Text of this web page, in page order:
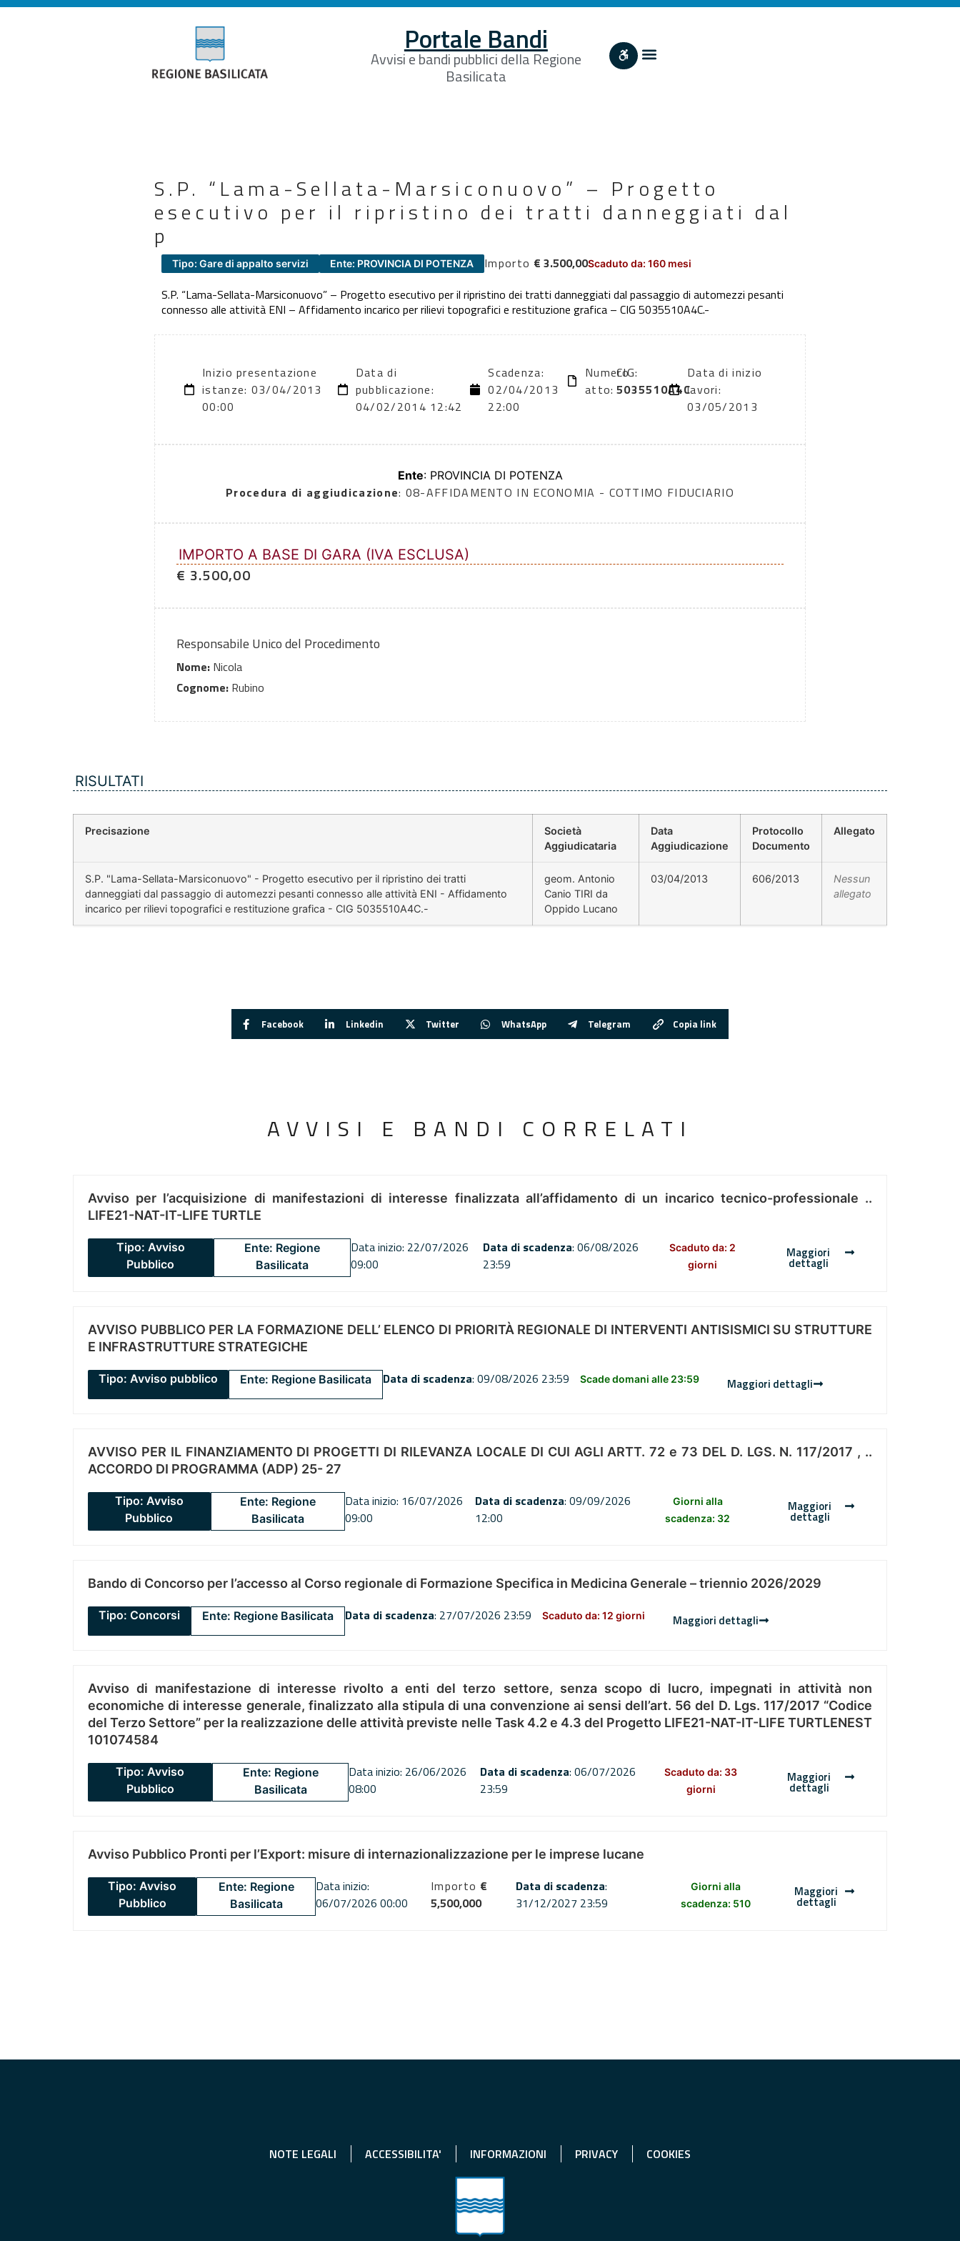
Portale Bandi
Avvisi e bandi pubblici della Regione
Basilicata
S.P. “Lama-Sellata-Marsiconuovo” – Progetto
esecutivo per il ripristino dei tratti danneggiati dal
p
Tipo: Gare di appalto servizi Ente: PROVINCIA DI POTENZA Importo € 3.500,00Scaduto da: 160 mesi
S.P. “Lama-Sellata-Marsiconuovo” – Progetto esecutivo per il ripristino dei tratti danneggiati dal passaggio di automezzi pesanti
connesso alle attività ENI – Affidamento incarico per rilievi topografici e restituzione grafica – CIG 5035510A4C.-
Inizio presentazione
istanze: 03/04/2013
00:00
Data di
pubblicazione:
04/02/2014 12:42
Scadenza:
02/04/2013
22:00
Numero
atto:
CIG:
5035510A4C
Data di inizio
lavori:
03/05/2013
Ente: PROVINCIA DI POTENZA
Procedura di aggiudicazione: 08-AFFIDAMENTO IN ECONOMIA - COTTIMO FIDUCIARIO
IMPORTO A BASE DI GARA (IVA ESCLUSA)
€ 3.500,00
Responsabile Unico del Procedimento
Nome: Nicola
Cognome: Rubino
RISULTATI
Precisazione
Società
Aggiudicataria
Data
Aggiudicazione
Protocollo
Documento
Allegato
S.P. "Lama-Sellata-Marsiconuovo" - Progetto esecutivo per il ripristino dei tratti
danneggiati dal passaggio di automezzi pesanti connesso alle attività ENI - Affidamento
incarico per rilievi topografici e restituzione grafica - CIG 5035510A4C.-
geom. Antonio
Canio TIRI da
Oppido Lucano
03/04/2013 606/2013
Nessun
allegato
Facebook Linkedin Twitter WhatsApp Telegram Copia link
AVVISI E BANDI CORRELATI
Avviso per l’acquisizione di manifestazioni di interesse finalizzata all’affidamento di un incarico tecnico-professionale ..
LIFE21-NAT-IT-LIFE TURTLE
Tipo: Avviso
Pubblico
Ente: Regione
Basilicata
Data inizio: 22/07/2026
09:00
Data di scadenza: 06/08/2026
23:59
Scaduto da: 2
giorni
Maggiori
dettagli
AVVISO PUBBLICO PER LA FORMAZIONE DELL’ ELENCO DI PRIORITÀ REGIONALE DI INTERVENTI ANTISISMICI SU STRUTTURE
E INFRASTRUTTURE STRATEGICHE
Tipo: Avviso pubblico Ente: Regione Basilicata Data di scadenza: 09/08/2026 23:59 Scade domani alle 23:59 Maggiori dettagli
AVVISO PER IL FINANZIAMENTO DI PROGETTI DI RILEVANZA LOCALE DI CUI AGLI ARTT. 72 e 73 DEL D. LGS. N. 117/2017 , ..
ACCORDO DI PROGRAMMA (ADP) 25- 27
Tipo: Avviso
Pubblico
Ente: Regione
Basilicata
Data inizio: 16/07/2026
09:00
Data di scadenza: 09/09/2026
12:00
Giorni alla
scadenza: 32
Maggiori
dettagli
Bando di Concorso per l’accesso al Corso regionale di Formazione Specifica in Medicina Generale – triennio 2026/2029
Tipo: Concorsi Ente: Regione Basilicata Data di scadenza: 27/07/2026 23:59 Scaduto da: 12 giorni Maggiori dettagli
Avviso di manifestazione di interesse rivolto a enti del terzo settore, senza scopo di lucro, impegnati in attività non
economiche di interesse generale, finalizzato alla stipula di una convenzione ai sensi dell’art. 56 del D. Lgs. 117/2017 “Codice
del Terzo Settore” per la realizzazione delle attività previste nelle Task 4.2 e 4.3 del Progetto LIFE21-NAT-IT-LIFE TURTLENEST
101074584
Tipo: Avviso
Pubblico
Ente: Regione
Basilicata
Data inizio: 26/06/2026
08:00
Data di scadenza: 06/07/2026
23:59
Scaduto da: 33
giorni
Maggiori
dettagli
Avviso Pubblico Pronti per l’Export: misure di internazionalizzazione per le imprese lucane
Tipo: Avviso
Pubblico
Ente: Regione
Basilicata
Data inizio:
06/07/2026 00:00
Importo €
5,500,000
Data di scadenza:
31/12/2027 23:59
Giorni alla
scadenza: 510
Maggiori
dettagli
NOTE LEGALI ACCESSIBILITA' INFORMAZIONI PRIVACY COOKIES